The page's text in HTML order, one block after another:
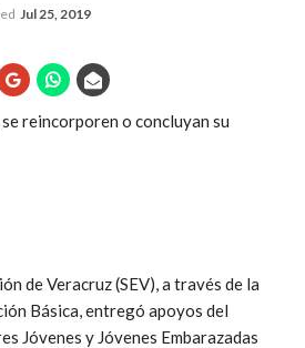
Jul 25, 2019
reincorporen o concluyan su
de Veracruz (SEV), a través de la
Básica, entregó apoyos del
Jóvenes y Jóvenes Embarazadas